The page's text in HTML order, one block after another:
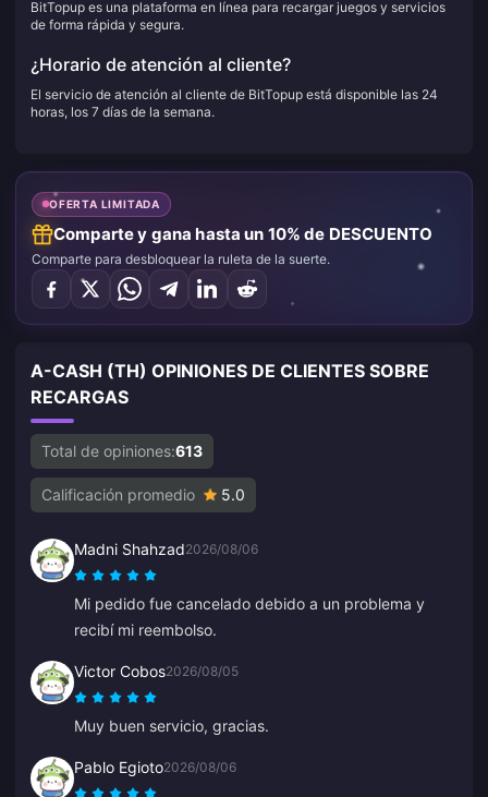
BitTopup es una plataforma en línea para recargar juegos y servicios
de forma rápida y segura.
¿Horario de atención al cliente?
El servicio de atención al cliente de BitTopup está disponible las 24
horas, los 7 días de la semana.
OFERTA LIMITADA
Comparte y gana hasta un 10% de DESCUENTO
Comparte para desbloquear la ruleta de la suerte.
A-CASH (TH) OPINIONES DE CLIENTES SOBRE
RECARGAS
Total de opiniones:613
Calificación promedio 5.0
Madni Shahzad2026/08/06
Mi pedido fue cancelado debido a un problema y
recibí mi reembolso.
Victor Cobos2026/08/05
Muy buen servicio, gracias.
Pablo Egioto2026/08/06